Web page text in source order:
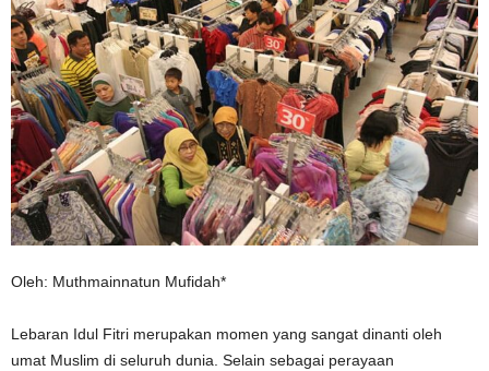
Oleh: Muthmainnatun Mufidah*
Lebaran Idul Fitri merupakan momen yang sangat dinanti oleh
umat Muslim di seluruh dunia. Selain sebagai perayaan